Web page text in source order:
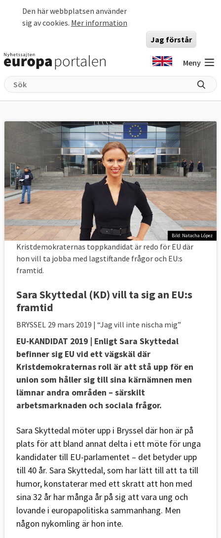
Den här webbplatsen använder
sig av cookies. Mer information
Jag förstår
Meny
Bild: Natacha López
Kristdemokraternas toppkandidat är redo för EU där
hon vill ta jobba med lagstiftande frågor och EU:s
framtid.
Sara Skyttedal (KD) vill ta sig an EU:s
framtid
BRYSSEL 29 mars 2019 | “Jag vill inte nischa mig”
EU-KANDIDAT 2019 | Enligt Sara Skyttedal
befinner sig EU vid ett vägskäl där
Kristdemokraternas roll är att stå upp för en
union som håller sig till sina kärnämnen men
lämnar andra områden – särskilt
arbetsmarknaden och sociala frågor.
Sara Skyttedal möter upp i Bryssel där hon är på
plats för att bland annat delta i ett möte för unga
kandidater till EU-parlamentet – det betyder upp
till 40 år. Sara Skyttedal, som har lätt till att ta till
humor, konstaterar med ett skratt att hon med
sina 32 år har många år på sig att vara ung och
lovande i europapolitiska sammanhang. Men
någon nykomling är hon inte.